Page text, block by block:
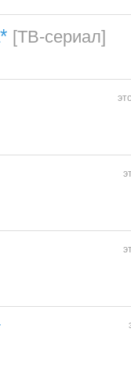
[ТВ-сериал]